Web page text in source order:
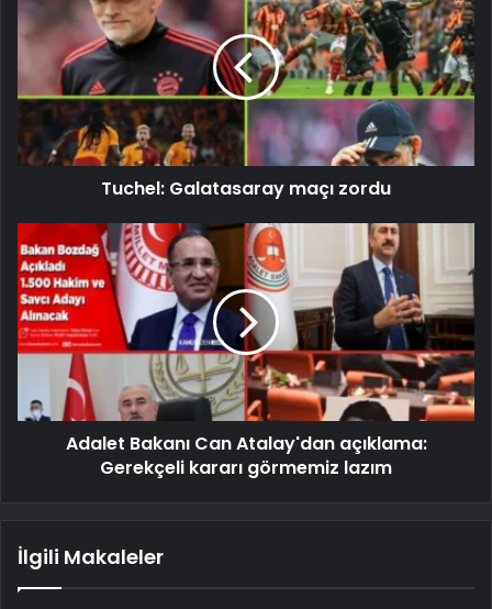
Tuchel: Galatasaray maçı zordu
Adalet Bakanı Can Atalay'dan açıklama:
Gerekçeli kararı görmemiz lazım
İlgili Makaleler